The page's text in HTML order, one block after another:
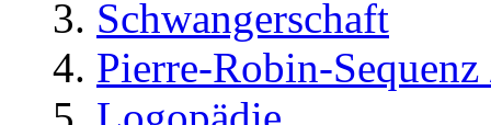
Schwangerschaft
Pierre-Robin-